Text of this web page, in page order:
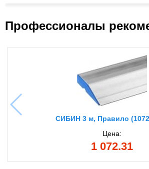
Профессионалы
СИБИН 3 м, Правило
Цена:
1 072.31